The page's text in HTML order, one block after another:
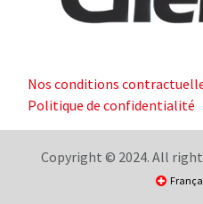
Nos conditions
Politique de confidentialité
Copyright © 2024. All